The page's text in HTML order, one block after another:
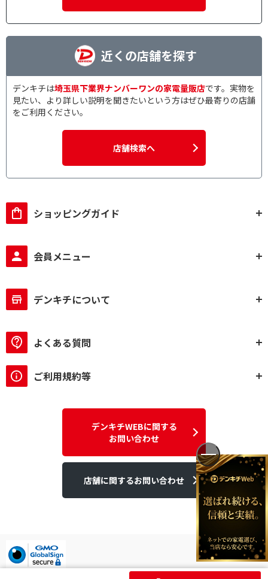
近くの店舗を探す
デンキチは埼玉県下業界ナンバーワンの家電量販店です。実物を
見たい、より詳しい説明を聞きたいという方はぜひ最寄りの店舗
をご利用ください。
店舗検索へ
ショッピングガイド
会員メニュー
デンキチについて
よくある質問
ご利用規約等
デンキチWEBに関する
お問い合わせ
店舗に関するお問い合わせ
デンキチはGMOグローバルサイン発行のSSL電子証明書を使用して